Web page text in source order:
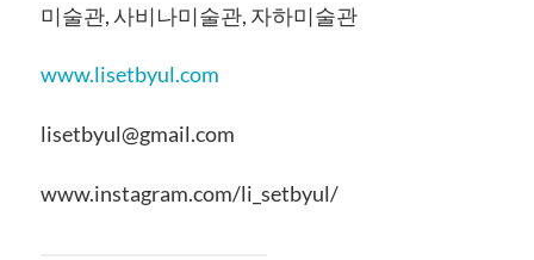
미술관, 사비나미술관, 자하미술관
www.lisetbyul.com
lisetbyul@gmail.com
www.instagram.com/li_setbyul/